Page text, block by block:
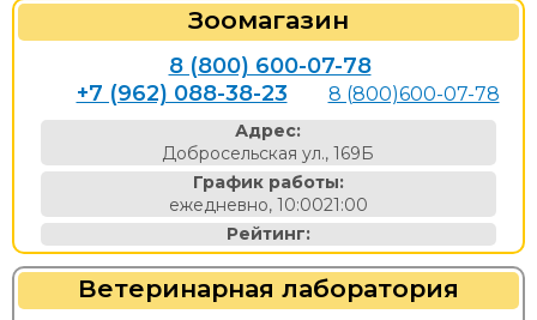
Зоомагазин
8 (800) 600-07-78
+7 (962) 088-38-23
8 (800)600-07-78
Адрес:
Добросельская ул., 169Б
График работы:
ежедневно, 10:0021:00
Рейтинг:
Ветеринарная лаборатория